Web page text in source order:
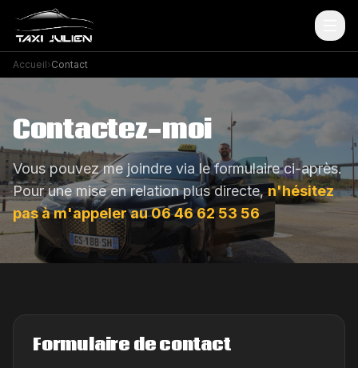
Accueil›Contact
Contactez-moi
Vous pouvez me joindre via le formulaire ci-après.
Pour une mise en relation plus directe,n'hésitez
pas à m'appeler au 06 46 62 53 56
Formulaire de contact